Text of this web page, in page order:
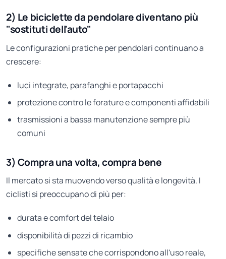
2) Le biciclette da pendolare diventano più
"sostituti dell'auto"
Le configurazioni pratiche per pendolari continuano a
crescere:
luci integrate, parafanghi e portapacchi
protezione contro le forature e componenti affidabili
trasmissioni a bassa manutenzione sempre più
comuni
3) Compra una volta, compra bene
Il mercato si sta muovendo verso qualità e longevità. I
ciclisti si preoccupano di più per:
durata e comfort del telaio
disponibilità di pezzi di ricambio
specifiche sensate che corrispondono all'uso reale,